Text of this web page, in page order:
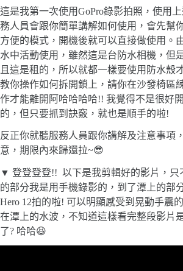
這是我第一次使用GoPro錄影拍照，使用
務人員會跟你簡單講解如何使用，會先幫
方便的模式，開機後就可以直接做使用。
水中活動使用，雖然這是台防水相機，但
且這是租的，所以就都一樣要使用防水殼
教你操作如何拆開鎖上，請你在沙發椅區
作才能離開阿哈哈哈哈!! 我覺得不是很好
的，但只要抓到訣竅，就也是順手的啦!
反正你就聽服務人員跟你講解及注意事項
意，期限內來歸還拉~😎
▼ 登登登登!! 以下是我剪輯好的影片，只
的部分我是用手機錄影的，到了潭上的部
Hero 12拍的啦! 可以明顯感受到晃動手震
在潭上的水波，不知道這樣看完整段影片
了? 哈哈😆